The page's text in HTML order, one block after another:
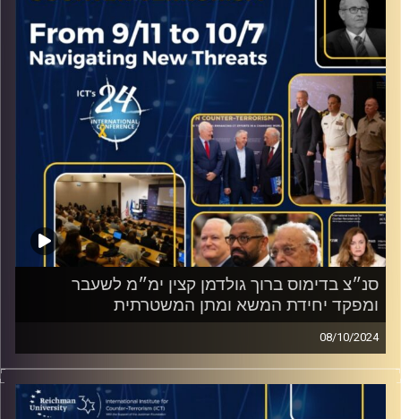
סנ״צ בדימוס ברוך גולדמן קצין ימ״מ לשעבר
ומפקד יחידת המשא ומתן המשטרתית
08/10/2024
ראיון מהכנס השנתי של המכון למדיניות נגד טרור עם סנ״צ
בדימוס ברוך גולדמן קצין ימ״מ לשעבר ומפקד יחידת המשא
ומתן המשטרתית